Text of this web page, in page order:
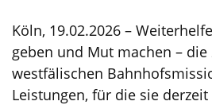
Köln, 19.02.2026 –
geben und Mut machen –
westfälischen
Leistungen, für die sie